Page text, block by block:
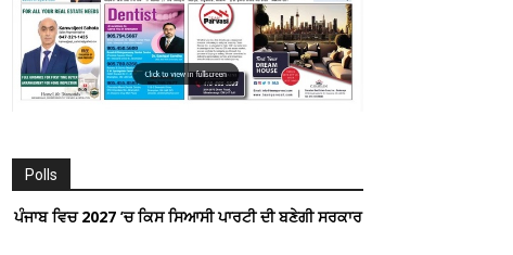
Polls
ਪੰਜਾਬ ਵਿਚ 2027 ’ਚ ਕਿਸ ਸਿਆਸੀ ਪਾਰਟੀ ਦੀ ਬਣੇਗੀ ਸਰਕਾਰ